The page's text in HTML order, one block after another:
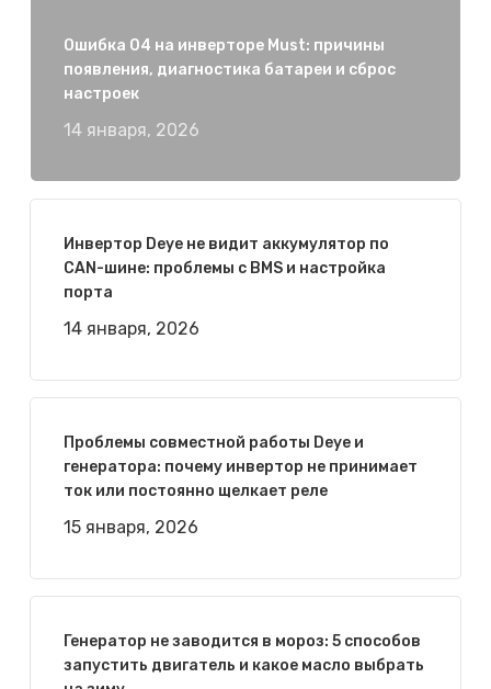
Ошибка 04 на инверторе Must: причины
появления, диагностика батареи и сброс
настроек
14 января, 2026
Инвертор Deye не видит аккумулятор по
CAN-шине: проблемы с BMS и настройка
порта
14 января, 2026
Проблемы совместной работы Deye и
генератора: почему инвертор не принимает
ток или постоянно щелкает реле
15 января, 2026
Генератор не заводится в мороз: 5 способов
запустить двигатель и какое масло выбрать